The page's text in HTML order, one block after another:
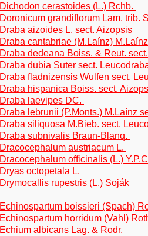
Dichodon cerastoides (L.) Rchb.
Doronicum grandiflorum Lam. trib.
Draba aizoides L. sect. Aizopsis
Draba cantabriae (M.Laínz)
Draba dedeana Boiss. & Reut.
Draba dubia Suter sect.
Draba fladnizensis Wulfen sect.
Draba hispanica Boiss. sect.
Draba laevipes DC.
Draba lebrunii (P.Monts.) M.Laínz
Draba siliquosa M.Bieb. sect.
Draba subnivalis Braun-Blanq.
Dracocephalum austriacum L.
Dracocephalum officinalis (L.)
Dryas octopetala L.
Drymocallis rupestris (L.) Soják
Echinospartum boissieri (Spach)
Echinospartum horridum (Vahl)
Echium albicans Lag. & Rodr.